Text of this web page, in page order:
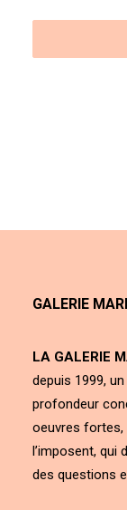
GALERIE
LA GALERIE
depuis 1999,
profondeur
oeuvres fortes,
l’imposent, qui
des questions